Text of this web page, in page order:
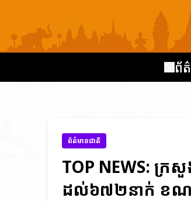
ព័
ព័ត៌មានជាតិ
TOP NEWS: ក្រ
ដល់៦៧២នាក់ ខណ